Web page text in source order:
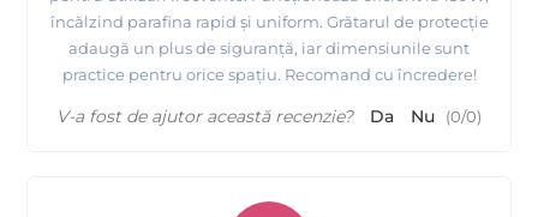
încălzind parafina rapid și uniform. Grătarul de protecție
adaugă un plus de siguranță, iar dimensiunile sunt
practice pentru orice spațiu. Recomand cu încredere!
V-a fost de ajutor această recenzie? Da Nu (0/0)